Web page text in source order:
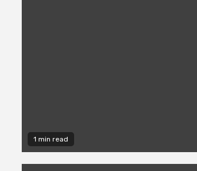
1 min read